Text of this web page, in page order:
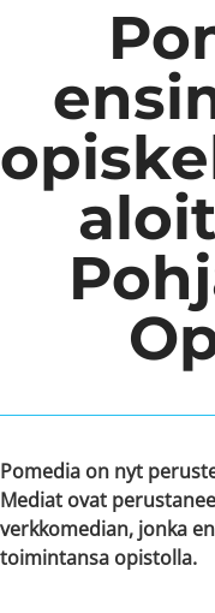
Pomedia on nyt
Mediat ovat
verkkomedian, jonka
toimintansa opistolla.